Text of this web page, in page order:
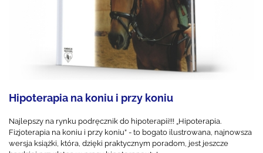
Hipoterapia na koniu i przy koniu
Najlepszy na rynku podręcznik do hipoterapii!!! „Hipoterapia.
Fizjoterapia na koniu i przy koniu” - to bogato ilustrowana, najnowsza
wersja książki, która, dzięki praktycznym poradom, jest jeszcze